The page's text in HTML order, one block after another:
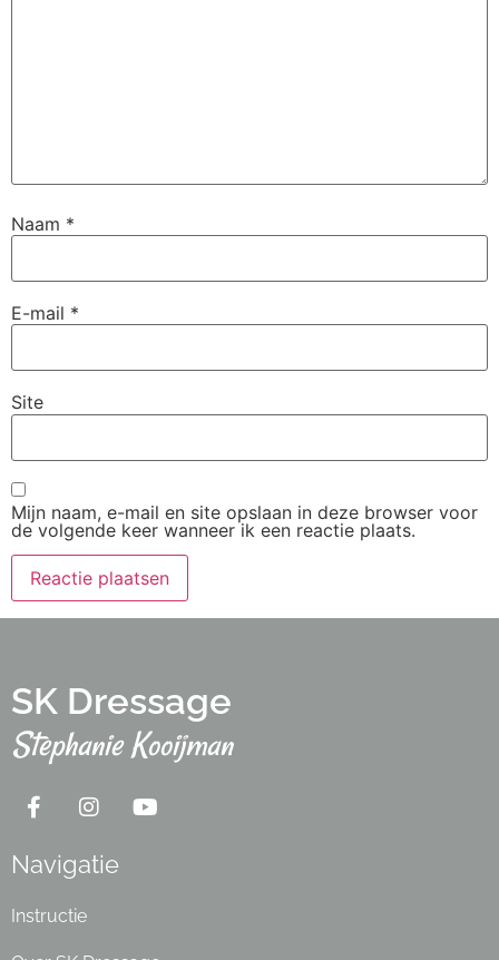
Naam *
E-mail *
Site
Mijn naam, e-mail en site opslaan in deze browser voor
de volgende keer wanneer ik een reactie plaats.
SK Dressage
Stephanie Kooijman
Navigatie
Instructie